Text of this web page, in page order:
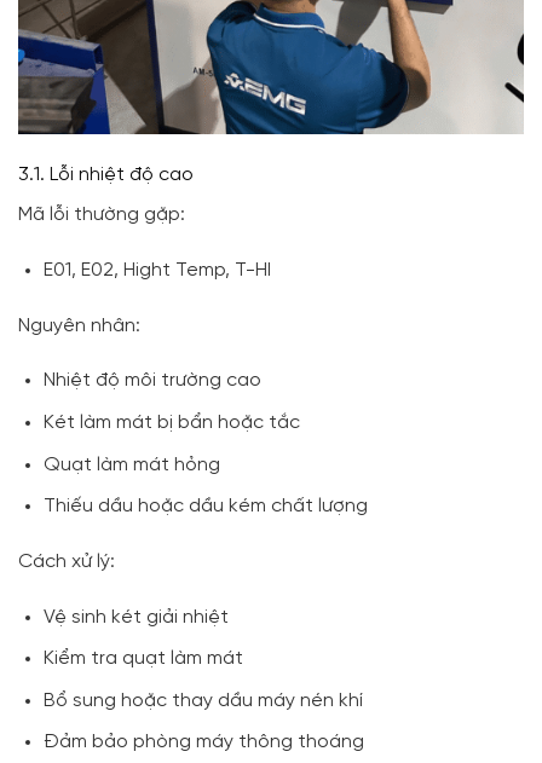
3.1. Lỗi nhiệt độ cao
Mã lỗi thường gặp:
E01, E02, Hight Temp, T-HI
Nguyên nhân:
Nhiệt độ môi trường cao
Két làm mát bị bẩn hoặc tắc
Quạt làm mát hỏng
Thiếu dầu hoặc dầu kém chất lượng
Cách xử lý:
Vệ sinh két giải nhiệt
Kiểm tra quạt làm mát
Bổ sung hoặc thay dầu máy nén khí
Đảm bảo phòng máy thông thoáng